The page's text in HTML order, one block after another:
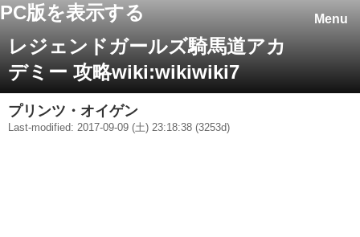
Menu
PC版を表示する
レジェンドガールズ騎馬道アカ
デミー 攻略wiki:wikiwiki7
プリンツ・オイゲン
Last-modified: 2017-09-09 (土) 23:18:38 (3253d)